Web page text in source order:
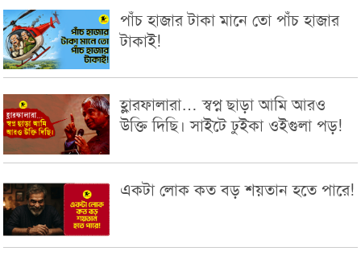
পাঁচ হাজার টাকা মানে তো পাঁচ হাজার
টাকাই!
হ্লারফালারা… স্বপ্ন ছাড়া আমি আরও
উক্তি দিছি। সাইটে ঢুইকা ওইগুলা পড়!
একটা লোক কত বড় শয়তান হতে পারে!